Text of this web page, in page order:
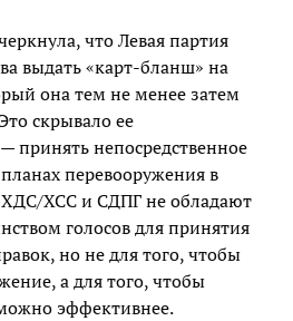
что Левая партия
выдать «карт-бланш» на
она тем не менее затем
скрывало ее
принять непосредственное
перевооружения в
ХДС/ХСС и СДПГ не обладают
голосов для принятия
но не для того, чтобы
а для того, чтобы
эффективнее.